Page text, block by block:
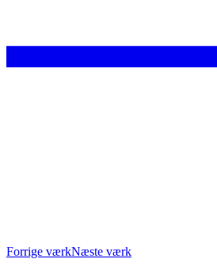
Forrige værkNæste værk